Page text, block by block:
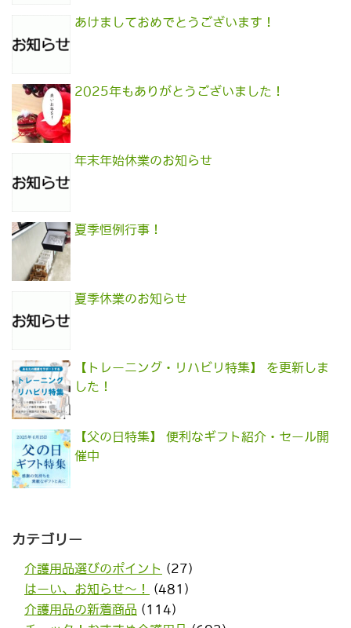
あけましておめでとうございます！
2025年もありがとうございました！
年末年始休業のお知らせ
夏季恒例行事！
夏季休業のお知らせ
【トレーニング・リハビリ特集】 を更新しま
した！
【父の日特集】 便利なギフト紹介・セール開
催中
カテゴリー
介護用品選びのポイント (27)
はーい、お知らせ〜！
(481)
介護用品の新着商品 (114)